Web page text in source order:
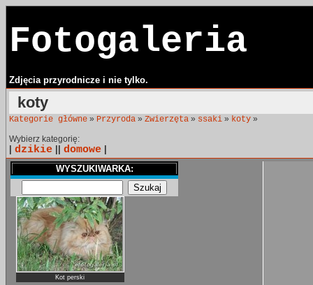
Fotogaleria
Zdjęcia przyrodnicze i nie tylko.
koty
Kategorie główne » Przyroda » Zwierzęta » ssaki » koty »
Wybierz kategorię:
dzikie domowe
WYSZUKIWARKA:
Kot perski